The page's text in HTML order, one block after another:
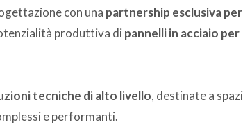
con una partnership esclusiva per
produttiva di pannelli in acciaio per
tecniche di alto livello, destinate a spazi
e performanti.